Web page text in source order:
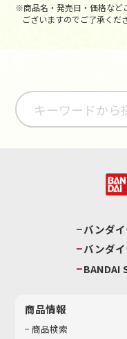
※商品名・発売日・価格など
ございますのでご了承くだ
バンダ
バンダ
BANDAI
商品情報
商品検索